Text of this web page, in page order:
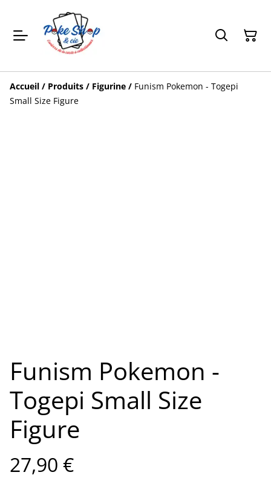
Accueil / Produits / Figurine / Funism Pokemon - Togepi
Small Size Figure
Funism Pokemon -
Togepi Small Size
Figure
27,90 €